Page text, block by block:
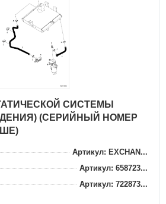
СИСТЕМЫ
(СЕРИЙНЫЙ НОМЕР
Артикул: EXCHAN...
Артикул: 658723...
Артикул: 722873...